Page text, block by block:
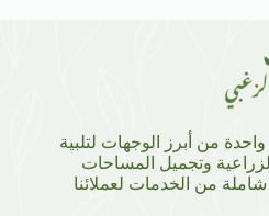
من أبرز الوجهات لتلبية
وتجميل المساحات
من الخدمات لعملائنا